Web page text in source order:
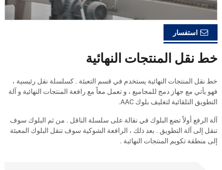
استفسار
خط نقل المنتجات النهائية
خط نقل المنتجات النهائية يستخدم في قسم التعبئة . كسلسلة نقل رئيسية ،
فهو يأتي مع جهاز دمج للمجاميع ، و تعمل معاً مع رافعة المنتجات النهائية و آلة
التطويق التلقائية لتغليف بلوك .AAC
آلة الرفع أولاً تضع البلوك في نقالة على سلسلة الناقل . من ثم البلوك سوف
تنقل إلى آلة التطويق . بعد ذلك ، الرافعة الشوكية سوف تنقل البلوك المعبئة
إلى منطقة تكويم المنتجات النهائية .